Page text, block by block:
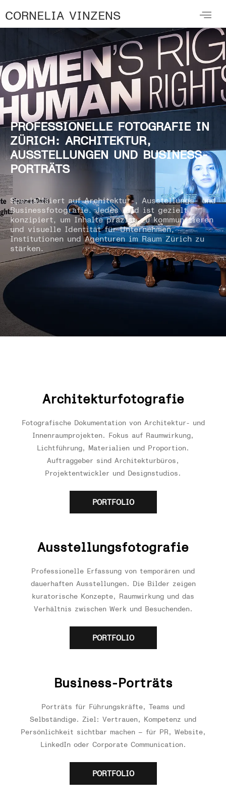
CORNELIA VINZENS
PROFESSIONELLE FOTOGRAFIE IN
ZÜRICH: ARCHITEKTUR,
AUSSTELLUNGEN UND BUSINESS-
PORTRÄTS
Spezialisiert auf Architektur-, Ausstellungs- und
Businessfotografie. Jedes Bild ist gezielt
konzipiert, um Inhalte präzise zu kommunizieren
und visuelle Identität für Unternehmen,
Institutionen und Agenturen im Raum Zürich zu
stärken.
Architekturfotografie
Fotografische Dokumentation von Architektur- und
Innenraumprojekten. Fokus auf Raumwirkung,
Lichtführung, Materialien und Proportion.
Auftraggeber sind Architekturbüros,
Projektentwickler und Designstudios.
PORTFOLIO
Ausstellungsfotografie
Professionelle Erfassung von temporären und
dauerhaften Ausstellungen. Die Bilder zeigen
kuratorische Konzepte, Raumwirkung und das
Verhältnis zwischen Werk und Besuchenden.
PORTFOLIO
Business-Porträts
Porträts für Führungskräfte, Teams und
Selbständige. Ziel: Vertrauen, Kompetenz und
Persönlichkeit sichtbar machen – für PR, Website,
LinkedIn oder Corporate Communication.
PORTFOLIO